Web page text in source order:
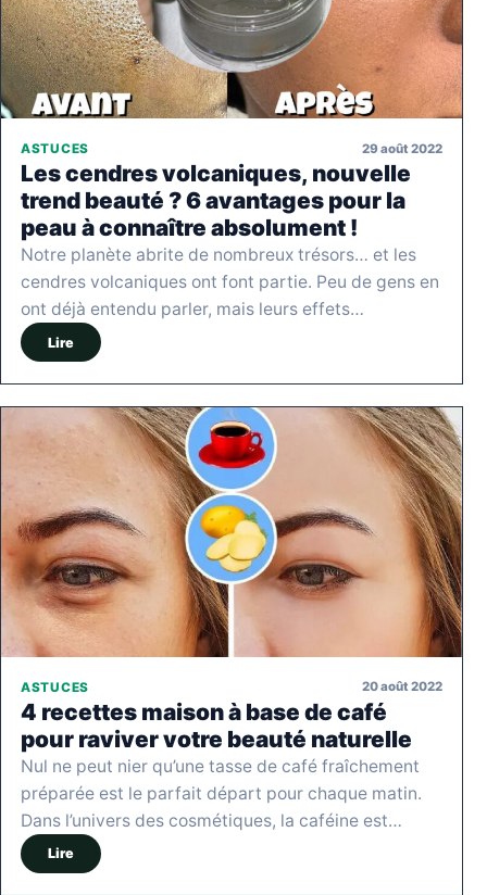
ASTUCES 29 août 2022
Les cendres volcaniques, nouvelle
trend beauté ? 6 avantages pour la
peau à connaître absolument !
Notre planète abrite de nombreux trésors… et les
cendres volcaniques ont font partie. Peu de gens en
ont déjà entendu parler, mais leurs effets…
Lire
ASTUCES 20 août 2022
4 recettes maison à base de café
pour raviver votre beauté naturelle
Nul ne peut nier qu’une tasse de café fraîchement
préparée est le parfait départ pour chaque matin.
Dans l’univers des cosmétiques, la caféine est…
Lire